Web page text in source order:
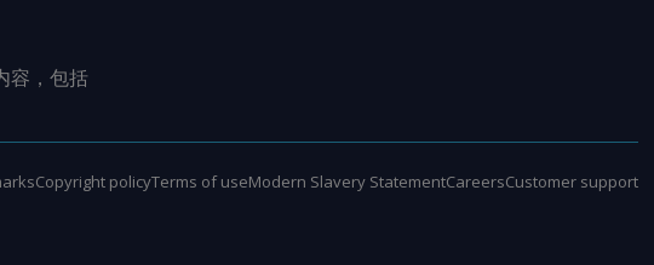
容，包括
Copyright policyTerms of useModern Slavery StatementCareersCustomer support